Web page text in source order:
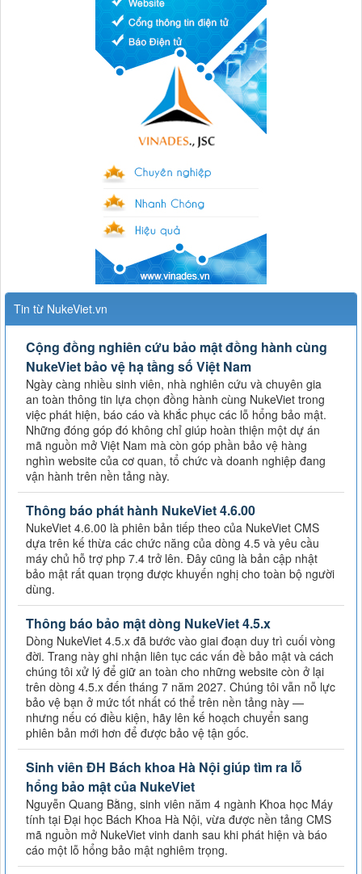
Tin từ NukeViet.vn
Cộng đồng nghiên cứu bảo mật đồng hành cùng
NukeViet bảo vệ hạ tầng số Việt Nam
Ngày càng nhiều sinh viên, nhà nghiên cứu và chuyên gia
an toàn thông tin lựa chọn đồng hành cùng NukeViet trong
việc phát hiện, báo cáo và khắc phục các lỗ hổng bảo mật.
Những đóng góp đó không chỉ giúp hoàn thiện một dự án
mã nguồn mở Việt Nam mà còn góp phần bảo vệ hàng
nghìn website của cơ quan, tổ chức và doanh nghiệp đang
vận hành trên nền tảng này.
Thông báo phát hành NukeViet 4.6.00
NukeViet 4.6.00 là phiên bản tiếp theo của NukeViet CMS
dựa trên kế thừa các chức năng của dòng 4.5 và yêu cầu
máy chủ hỗ trợ php 7.4 trở lên. Đây cũng là bản cập nhật
bảo mật rất quan trọng được khuyến nghị cho toàn bộ người
dùng.
Thông báo bảo mật dòng NukeViet 4.5.x
Dòng NukeViet 4.5.x đã bước vào giai đoạn duy trì cuối vòng
đời. Trang này ghi nhận liên tục các vấn đề bảo mật và cách
chúng tôi xử lý để giữ an toàn cho những website còn ở lại
trên dòng 4.5.x đến tháng 7 năm 2027. Chúng tôi vẫn nỗ lực
bảo vệ bạn ở mức tốt nhất có thể trên nền tảng này —
nhưng nếu có điều kiện, hãy lên kế hoạch chuyển sang
phiên bản mới hơn để được bảo vệ tận gốc.
Sinh viên ĐH Bách khoa Hà Nội giúp tìm ra lỗ
hổng bảo mật của NukeViet
Nguyễn Quang Bằng, sinh viên năm 4 ngành Khoa học Máy
tính tại Đại học Bách Khoa Hà Nội, vừa được nền tảng CMS
mã nguồn mở NukeViet vinh danh sau khi phát hiện và báo
cáo một lỗ hổng bảo mật nghiêm trọng.